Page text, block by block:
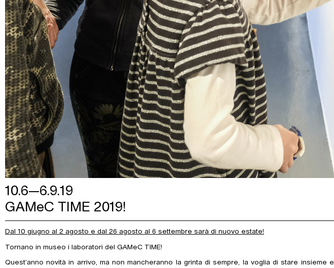
10.6—6.9.19
GAMeC TIME 2019!
Dal 10 giugno al 2 agosto e dal 26 agosto al 6 settembre sarà di nuovo estate!
Tornano in museo i laboratori del GAMeC TIME!
Quest’anno novità in arrivo, ma non mancheranno la grinta di sempre, la voglia di stare insieme e